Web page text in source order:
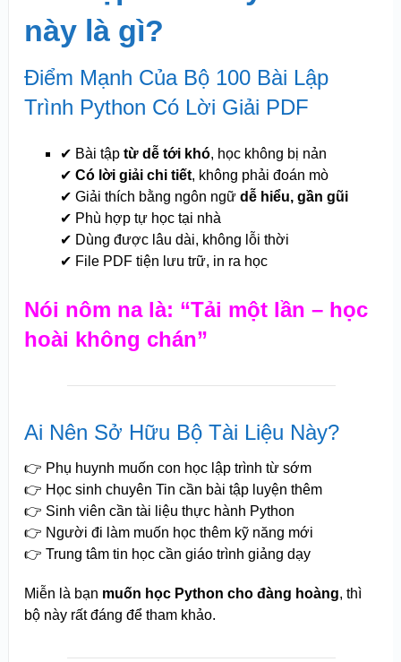
này là gì?
Điểm Mạnh Của Bộ 100 Bài Lập
Trình Python Có Lời Giải PDF
✔ Bài tập từ dễ tới khó, học không bị nản
✔ Có lời giải chi tiết, không phải đoán mò
✔ Giải thích bằng ngôn ngữ dễ hiểu, gần gũi
✔ Phù hợp tự học tại nhà
✔ Dùng được lâu dài, không lỗi thời
✔ File PDF tiện lưu trữ, in ra học
Nói nôm na là: “Tải một lần – học
hoài không chán”
Ai Nên Sở Hữu Bộ Tài Liệu Này?
👉 Phụ huynh muốn con học lập trình từ sớm
👉 Học sinh chuyên Tin cần bài tập luyện thêm
👉 Sinh viên cần tài liệu thực hành Python
👉 Người đi làm muốn học thêm kỹ năng mới
👉 Trung tâm tin học cần giáo trình giảng dạy
Miễn là bạn muốn học Python cho đàng hoàng, thì
bộ này rất đáng để tham khảo.